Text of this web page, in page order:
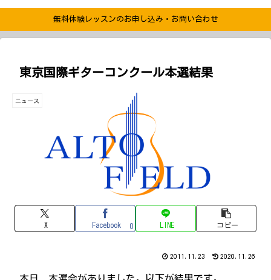
無料体験レッスンのお申し込み・お問い合わせ
東京国際ギターコンクール本選結果
ニュース
X Facebook 0 LINE コピー
2011.11.23 2020.11.26
本日、本選会がありました。以下が結果です。